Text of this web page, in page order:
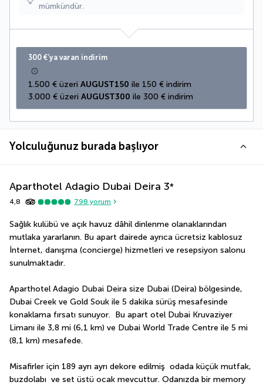
mümkündür.
300 €’ya varan indirim
1.500 € üzeri AUGUST150 ile 150 € indirim
3.000 € üzeri AUGUST300 ile 300 € indirim
Yolculuğunuz burada başlıyor
Aparthotel Adagio Dubai Deira 3*
4,8 798 yorum
Sağlık kulübü ve açık havuz dâhil dinlenme olanaklarından
mutlaka yararlanın. Bu apart dairede ayrıca ücretsiz kablosuz
İnternet, danışma (concierge) hizmetleri ve resepsiyon salonu
sunulmaktadır.
Aparthotel Adagio Dubai Deira size Dubai (Deira) bölgesinde,
Dubai Creek ve Gold Souk ile 5 dakika sürüş mesafesinde
konaklama fırsatı sunuyor.  Bu apart otel Dubai Kruvaziyer
Limanı ile 3,8 mi (6,1 km) ve Dubai World Trade Centre ile 5 mi
(8,1 km) mesafede.
Misafirler için 189 ayrı ayrı dekore edilmiş  odada küçük mutfak,
buzdolabı  ve set üstü ocak mevcuttur. Odanızda bir memory